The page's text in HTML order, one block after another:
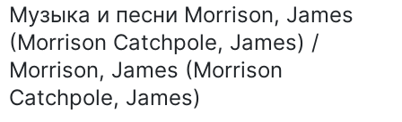
Музыка и песни Morrison, James
(Morrison Catchpole, James) /
Morrison, James (Morrison
Catchpole, James)